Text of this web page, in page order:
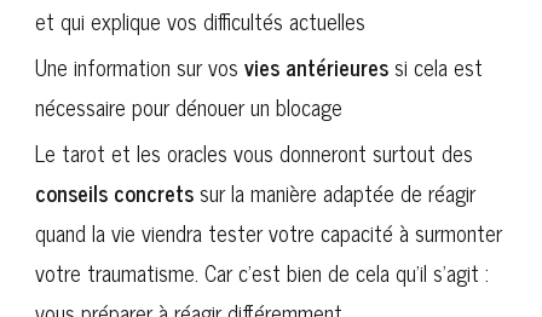
et qui explique vos difficultés actuelles
Une information sur vos vies antérieuressi cela est
nécessaire pour dénouer un blocage
Le tarot et les oracles vous donneront surtout des
conseils concretssur la manière adaptée de réagir
quand la vie viendra tester votre capacité à surmonter
votre traumatisme. Car c’est bien de cela qu’il s’agit :